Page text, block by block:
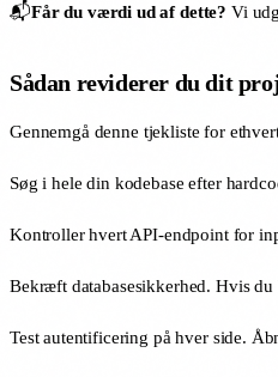
📬Får du værdi ud af dette? Vi
Sådan reviderer du dit
Gennemgå denne tjekliste for
Søg i hele din kodebase efter
Kontroller hvert API-endpoint for
Bekræft databasesikkerhed. Hvis
Test autentificering på hver side.